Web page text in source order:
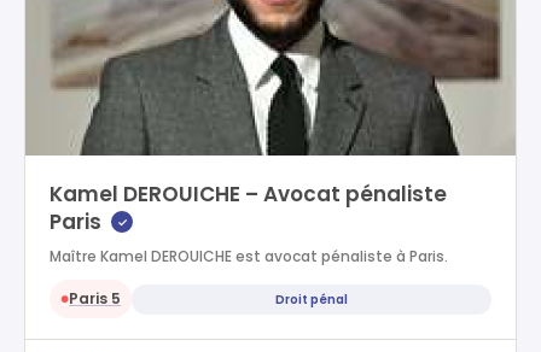
Kamel DEROUICHE – Avocat pénaliste
Paris
✓
Maître Kamel DEROUICHE est avocat pénaliste à Paris.
●Paris 5 Droit pénal